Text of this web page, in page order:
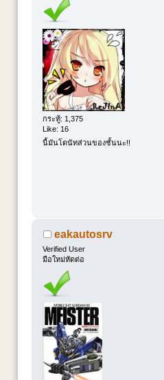
กระทู้: 1,375
Like: 16
นี้มันโดนัทส่วนของชั้นนะ!!
eakautosrv
Verified User
มือใหม่หัดต่อ